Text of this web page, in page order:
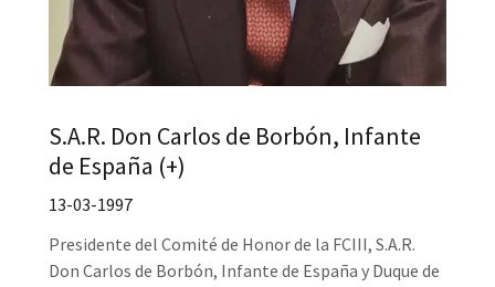
S.A.R. Don Carlos de Borbón, Infante
de España (+)
13-03-1997
Presidente del Comité de Honor de la FCIII, S.A.R.
Don Carlos de Borbón, Infante de España y Duque de